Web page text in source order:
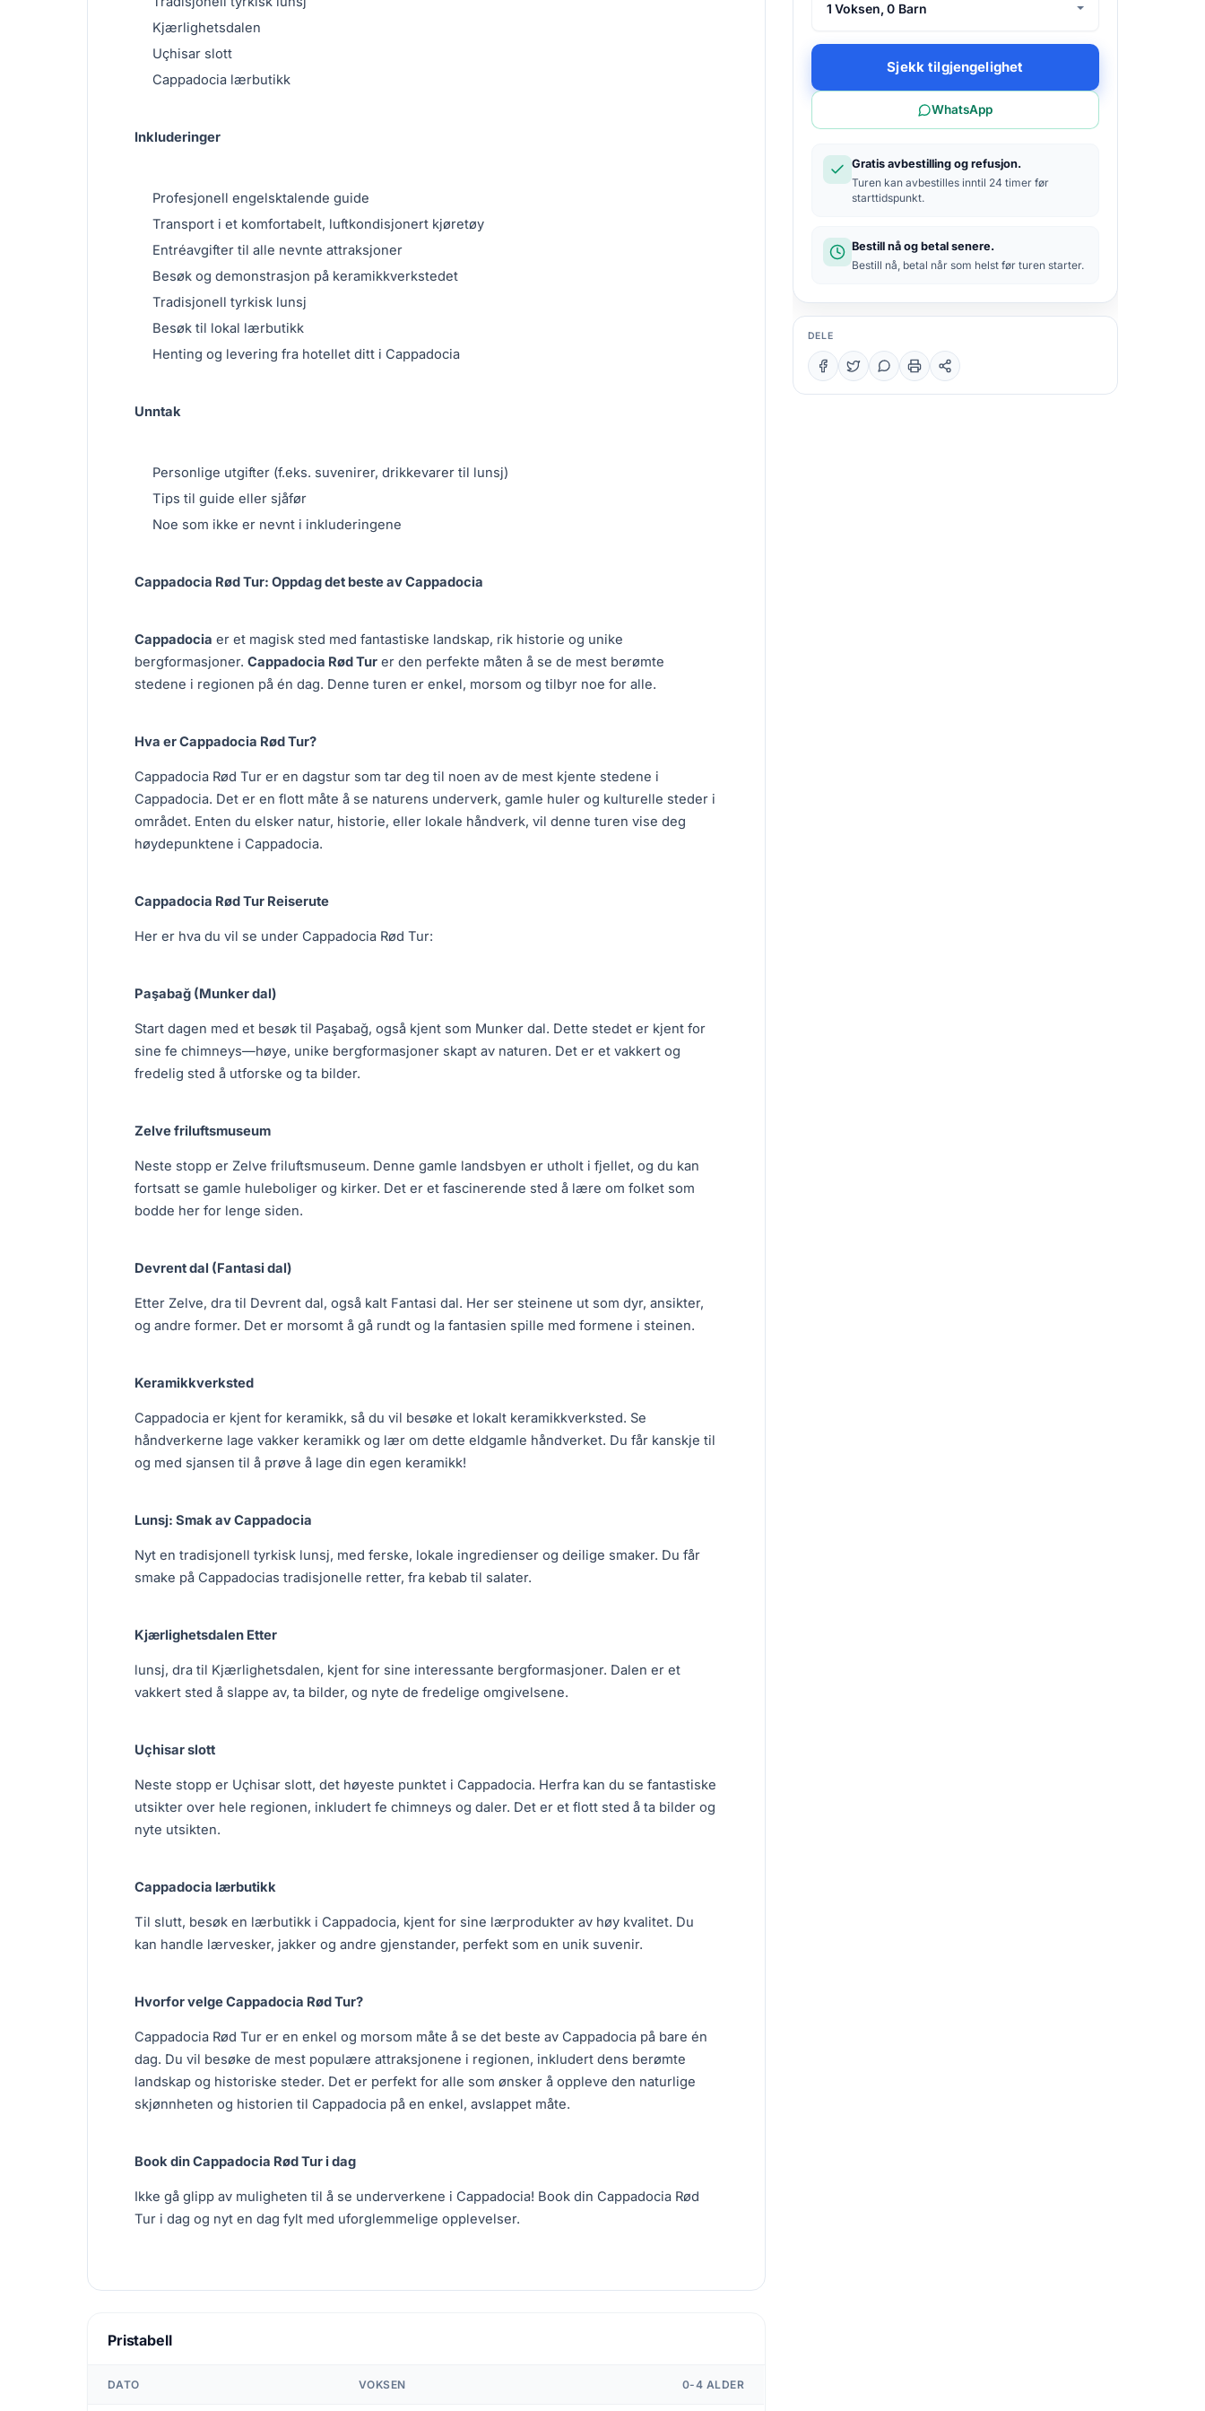
Kjærlighetsdalen
Uçhisar slott
Cappadocia lærbutikk
Inkluderinger
Profesjonell engelsktalende guide
Transport i et komfortabelt, luftkondisjonert kjøretøy
Entréavgifter til alle nevnte attraksjoner
Besøk og demonstrasjon på keramikkverkstedet
Tradisjonell tyrkisk lunsj
Besøk til lokal lærbutikk
Henting og levering fra hotellet ditt i Cappadocia
Unntak
Personlige utgifter (f.eks. suvenirer, drikkevarer til lunsj)
Tips til guide eller sjåfør
Noe som ikke er nevnt i inkluderingene
Cappadocia Rød Tur: Oppdag det beste av Cappadocia
Cappadocia er et magisk sted med fantastiske landskap, rik historie og unike
bergformasjoner. Cappadocia Rød Tur er den perfekte måten å se de mest berømte
stedene i regionen på én dag. Denne turen er enkel, morsom og tilbyr noe for alle.
Hva er Cappadocia Rød Tur?
Cappadocia Rød Tur er en dagstur som tar deg til noen av de mest kjente stedene i
Cappadocia. Det er en flott måte å se naturens underverk, gamle huler og kulturelle steder i
området. Enten du elsker natur, historie, eller lokale håndverk, vil denne turen vise deg
høydepunktene i Cappadocia.
Cappadocia Rød Tur Reiserute
Her er hva du vil se under Cappadocia Rød Tur:
Paşabağ (Munker dal)
Start dagen med et besøk til Paşabağ, også kjent som Munker dal. Dette stedet er kjent for
sine fe chimneys—høye, unike bergformasjoner skapt av naturen. Det er et vakkert og
fredelig sted å utforske og ta bilder.
Zelve friluftsmuseum
Neste stopp er Zelve friluftsmuseum. Denne gamle landsbyen er utholt i fjellet, og du kan
fortsatt se gamle huleboliger og kirker. Det er et fascinerende sted å lære om folket som
bodde her for lenge siden.
Devrent dal (Fantasi dal)
Etter Zelve, dra til Devrent dal, også kalt Fantasi dal. Her ser steinene ut som dyr, ansikter,
og andre former. Det er morsomt å gå rundt og la fantasien spille med formene i steinen.
Keramikkverksted
Cappadocia er kjent for keramikk, så du vil besøke et lokalt keramikkverksted. Se
håndverkerne lage vakker keramikk og lær om dette eldgamle håndverket. Du får kanskje til
og med sjansen til å prøve å lage din egen keramikk!
Lunsj: Smak av Cappadocia
Nyt en tradisjonell tyrkisk lunsj, med ferske, lokale ingredienser og deilige smaker. Du får
smake på Cappadocias tradisjonelle retter, fra kebab til salater.
Kjærlighetsdalen Etter
lunsj, dra til Kjærlighetsdalen, kjent for sine interessante bergformasjoner. Dalen er et
vakkert sted å slappe av, ta bilder, og nyte de fredelige omgivelsene.
Uçhisar slott
Neste stopp er Uçhisar slott, det høyeste punktet i Cappadocia. Herfra kan du se fantastiske
utsikter over hele regionen, inkludert fe chimneys og daler. Det er et flott sted å ta bilder og
nyte utsikten.
Cappadocia lærbutikk
Til slutt, besøk en lærbutikk i Cappadocia, kjent for sine lærprodukter av høy kvalitet. Du
kan handle lærvesker, jakker og andre gjenstander, perfekt som en unik suvenir.
Hvorfor velge Cappadocia Rød Tur?
Cappadocia Rød Tur er en enkel og morsom måte å se det beste av Cappadocia på bare én
dag. Du vil besøke de mest populære attraksjonene i regionen, inkludert dens berømte
landskap og historiske steder. Det er perfekt for alle som ønsker å oppleve den naturlige
skjønnheten og historien til Cappadocia på en enkel, avslappet måte.
Book din Cappadocia Rød Tur i dag
Ikke gå glipp av muligheten til å se underverkene i Cappadocia! Book din Cappadocia Rød
Tur i dag og nyt en dag fylt med uforglemmelige opplevelser.
Pristabell
DATO VOKSEN 0-4 ALDER
1 Voksen, 0 Barn
Sjekk tilgjengelighet
WhatsApp
Gratis avbestilling og refusjon.
Turen kan avbestilles inntil 24 timer før
starttidspunkt.
Bestill nå og betal senere.
Bestill nå, betal når som helst før turen starter.
DELE